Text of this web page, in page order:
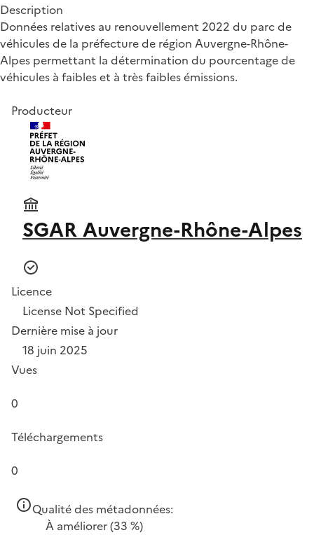
Description
Données relatives au renouvellement 2022 du parc de
véhicules de la préfecture de région Auvergne-Rhône-
Alpes permettant la détermination du pourcentage de
véhicules à faibles et à très faibles émissions.
Producteur
SGAR Auvergne-Rhône-Alpes
Licence
License Not Specified
Dernière mise à jour
18 juin 2025
Vues
0
Téléchargements
0
Qualité des métadonnées:
À améliorer(33 %)